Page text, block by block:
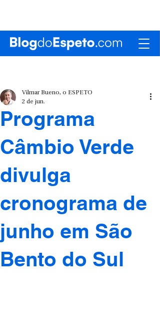
Programa
Câmbio Verde
divulga
cronograma de
junho em São
Bento do Sul
Vilmar Bueno, o ESPETO
2 de jun.